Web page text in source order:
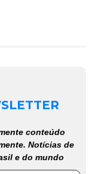
conteúdo
Notícias de
e do mundo